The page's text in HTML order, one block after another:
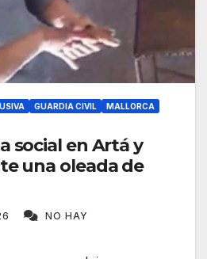
GUARDIA CIVIL
MALLORCA
social en Artá y
una oleada de
NO HAY